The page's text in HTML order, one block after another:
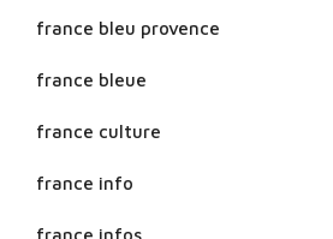
france bleu provence
france bleue
france culture
france info